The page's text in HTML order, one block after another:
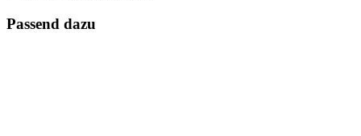
Passend dazu